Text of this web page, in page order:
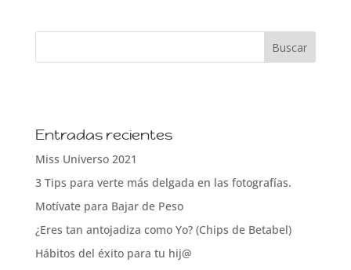
Entradas recientes
Miss Universo 2021
3 Tips para verte más delgada en las fotografías.
Motívate para Bajar de Peso
¿Eres tan antojadiza como Yo? (Chips de Betabel)
Hábitos del éxito para tu hij@